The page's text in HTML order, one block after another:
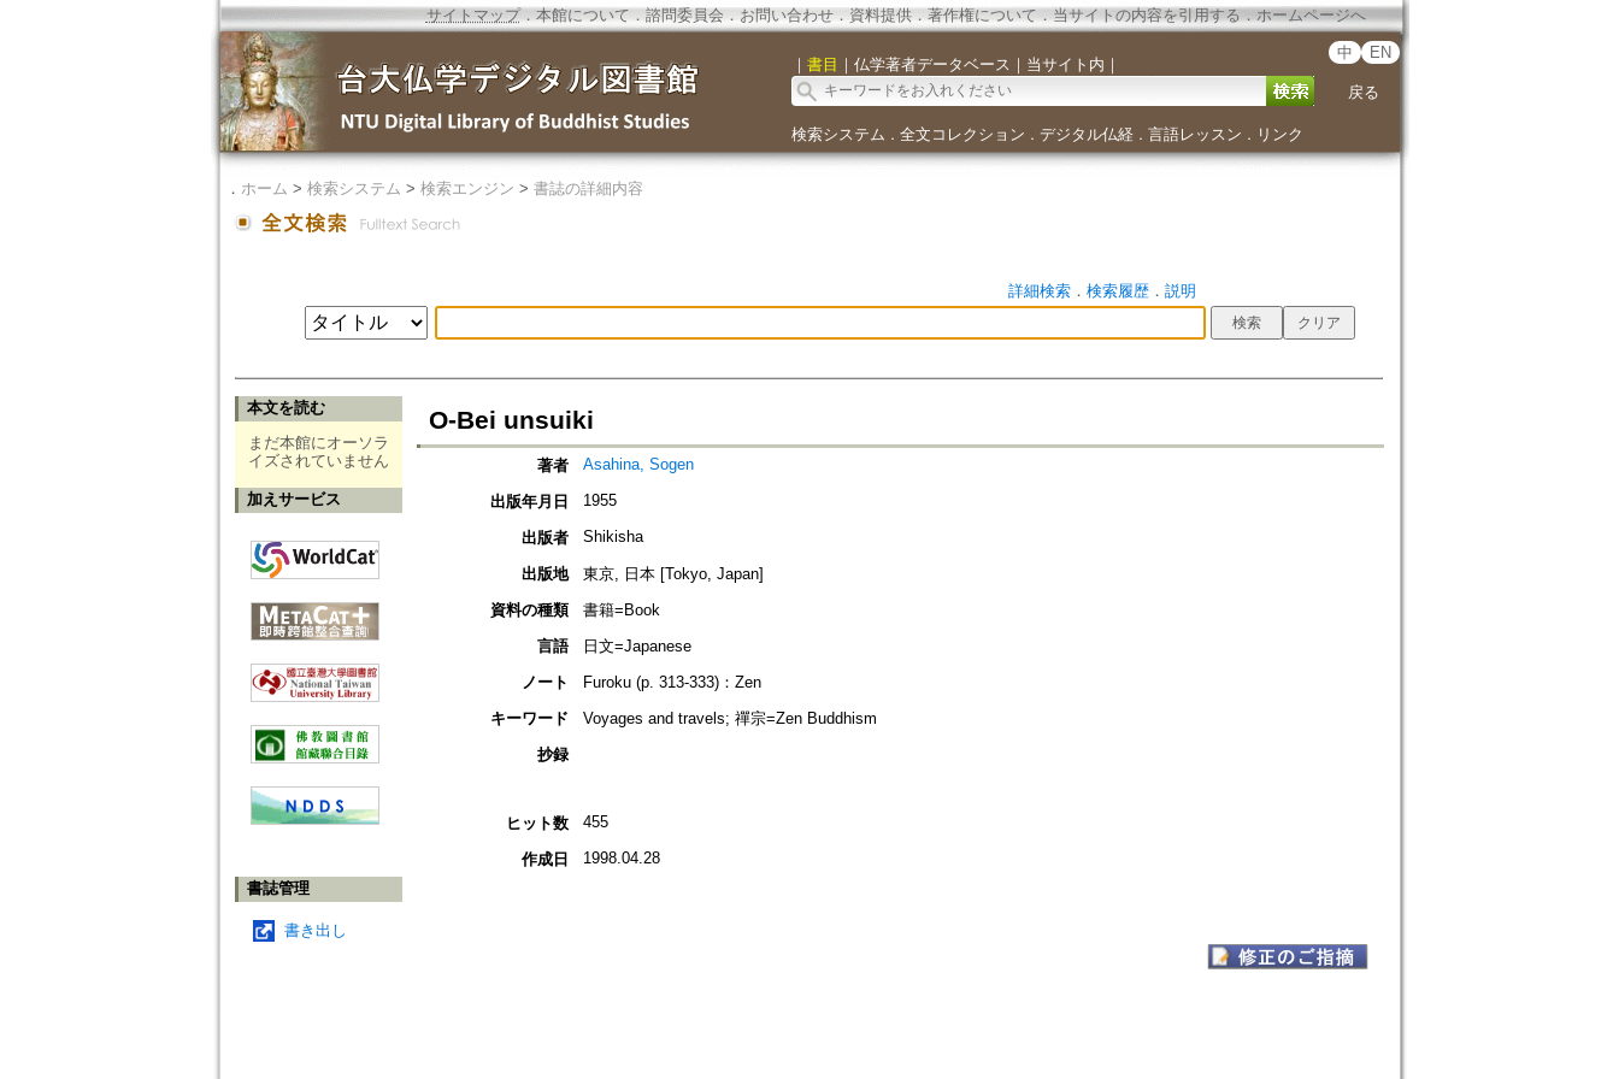
サイトマップ．本館について ． 諮問委員会． お問い合わせ． 資料提供． 著作権について．当サイトの内容を引用する ． ホームページへ
｜ 書目 ｜ 仏学著者データベース ｜ 当サイト内 ｜
中 EN
戻る
検索システム ． 全文コレクション ． デジタル仏経． 言語レッスン ． リンク
． ホーム > 検索システム > 検索エンジン > 書誌の詳細内容
詳細検索． 検索履歴． 説明
本文を読む
まだ本館にオーソラ
イズされていません
加えサービス
書誌管理
書き出し
O-Bei unsuiki
著者 Asahina, Sogen
出版年月日 1955
出版者 Shikisha
出版地
東京, 日本 [Tokyo, Japan]
資料の種類
書籍=Book
言語
日文=Japanese
ノート
Furoku (p. 313-333)：Zen
キーワード
Voyages and travels; 禪宗=Zen Buddhism
抄録
ヒット数 455
作成日 1998.04.28